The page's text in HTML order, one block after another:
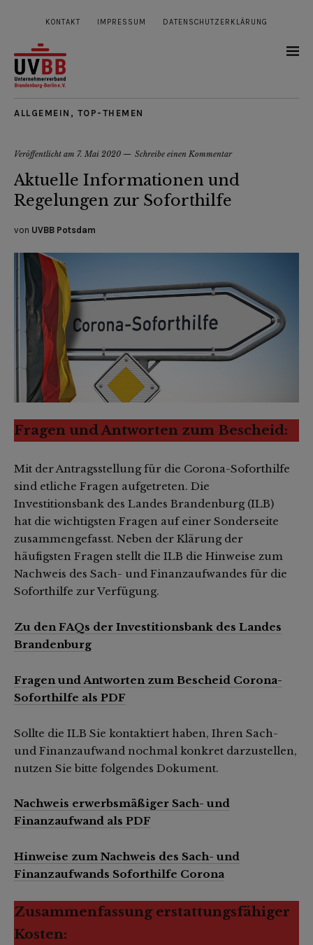
KONTAKT IMPRESSUM DATENSCHUTZERKLÄRUNG
ALLGEMEIN , TOP-THEMEN
Veröffentlicht am 7. Mai 2020 Schreibe einen Kommentar
Aktuelle Informationen und
Regelungen zur Soforthilfe
von UVBB Potsdam
Fragen und Antworten zum Bescheid:
Mit der Antragsstellung für die Corona-Soforthilfe
sind etliche Fragen aufgetreten. Die
Investitionsbank des Landes Brandenburg (ILB)
hat die wichtigsten Fragen auf einer Sonderseite
zusammengefasst. Neben der Klärung der
häufigsten Fragen stellt die ILB die Hinweise zum
Nachweis des Sach- und Finanzaufwandes für die
Soforthilfe zur Verfügung.
Zu den FAQs der Investitionsbank des Landes
Brandenburg
Fragen und Antworten zum Bescheid Corona-
Soforthilfe als PDF
Sollte die ILB Sie kontaktiert haben, Ihren Sach-
und Finanzaufwand nochmal konkret darzustellen,
nutzen Sie bitte folgendes Dokument.
Nachweis erwerbsmäßiger Sach- und
Finanzaufwand als PDF
Hinweise zum Nachweis des Sach- und
Finanzaufwands Soforthilfe Corona
Zusammenfassung erstattungsfähiger
Kosten: